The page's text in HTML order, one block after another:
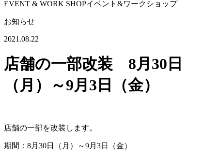
EVENT & WORK SHOPイベント&ワークショップ
お知らせ
2021.08.22
店舗の一部改装 8月30日
（月）～9月3日（金）
店舗の一部を改装します。
期間：8月30日（月）～9月3日（金）